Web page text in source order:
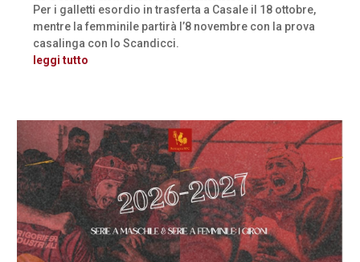
Per i galletti esordio in trasferta a Casale il 18 ottobre,
mentre la femminile partirà l’8 novembre con la prova
casalinga con lo Scandicci.
leggi tutto